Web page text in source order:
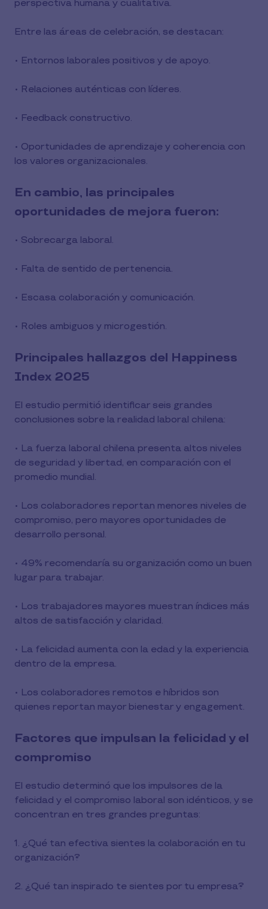
perspectiva humana y cualitativa.
Entre las áreas de celebración, se destacan:
• Entornos laborales positivos y de apoyo.
• Relaciones auténticas con líderes.
• Feedback constructivo.
• Oportunidades de aprendizaje y coherencia con
los valores organizacionales.
En cambio, las principales
oportunidades de mejora fueron:
• Sobrecarga laboral.
• Falta de sentido de pertenencia.
• Escasa colaboración y comunicación.
• Roles ambiguos y microgestión.
Principales hallazgos del Happiness
Index 2025
El estudio permitió identificar seis grandes
conclusiones sobre la realidad laboral chilena:
• La fuerza laboral chilena presenta altos niveles
de seguridad y libertad, en comparación con el
promedio mundial.
• Los colaboradores reportan menores niveles de
compromiso, pero mayores oportunidades de
desarrollo personal.
• 49% recomendaría su organización como un buen
lugar para trabajar.
• Los trabajadores mayores muestran índices más
altos de satisfacción y claridad.
• La felicidad aumenta con la edad y la experiencia
dentro de la empresa.
• Los colaboradores remotos e híbridos son
quienes reportan mayor bienestar y engagement.
Factores que impulsan la felicidad y el
compromiso
El estudio determinó que los impulsores de la
felicidad y el compromiso laboral son idénticos, y se
concentran en tres grandes preguntas:
1. ¿Qué tan efectiva sientes la colaboración en tu
organización?
2. ¿Qué tan inspirado te sientes por tu empresa?